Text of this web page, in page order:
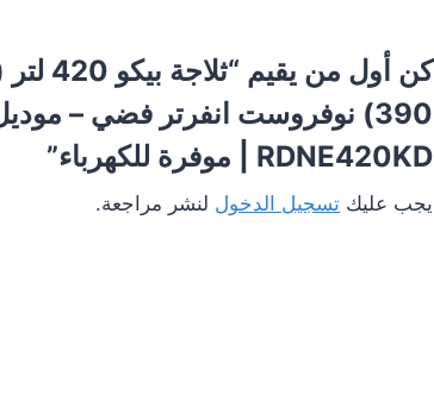
كن أول من
390) نوفروست انفرتر فضي –
RDNE420KD | موفرة للكهرباء”
يجب عليك تسجيل الدخول لنشر مراجعة.